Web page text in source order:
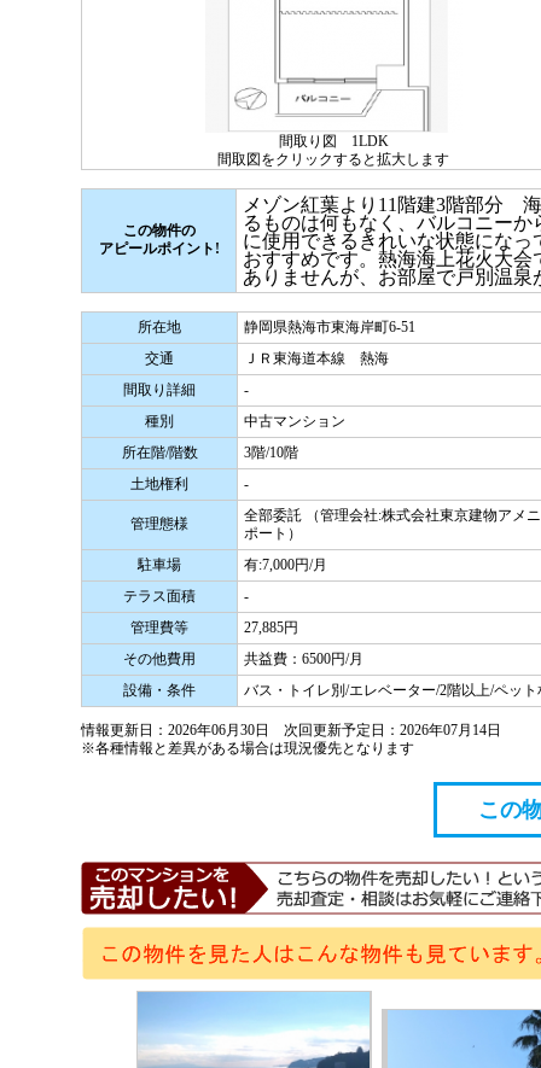
間取り図 1LDK
間取図をクリックすると拡大します
この物件の
アピールポイント!
メゾン紅葉より11階建3階部分
るものは何もなく、バルコニー
に使用できるきれいな状態にな
おすすめです。熱海海上花火大
ありませんが、お部屋で戸別温泉
所在地
静岡県熱海市東海岸町6-51
交通
ＪＲ東海道本線 熱海
間取り詳細
-
種別
中古マンション
所在階/階数
3階/10階
土地権利
-
管理態様
全部委託 （管理会社:株式会社東京建物アメ
ポート）
駐車場
有:7,000円/月
テラス面積
-
管理費等
27,885円
その他費用
共益費：6500円/月
設備・条件
バス・トイレ別/エレベーター/2階以上/ペッ
情報更新日：2026年06月30日 次回更新予定日：2026年07月14日
※各種情報と差異がある場合は現況優先となります